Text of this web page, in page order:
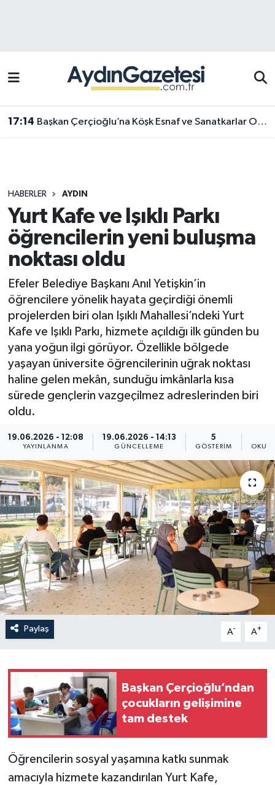
17:14 Başkan Çerçioğlu’na Köşk Esnaf ve Sanatkarlar Odası’ndan ziyaret
HABERLER AYDIN
Yurt Kafe ve Işıklı Parkı
öğrencilerin yeni buluşma
noktası oldu
Efeler Belediye Başkanı Anıl Yetişkin’in
öğrencilere yönelik hayata geçirdiği önemli
projelerden biri olan Işıklı Mahallesi’ndeki Yurt
Kafe ve Işıklı Parkı, hizmete açıldığı ilk günden bu
yana yoğun ilgi görüyor. Özellikle bölgede
yaşayan üniversite öğrencilerinin uğrak noktası
haline gelen mekân, sunduğu imkânlarla kısa
sürede gençlerin vazgeçilmez adreslerinden biri
oldu.
19.06.2026 - 12:08
YAYINLANMA
19.06.2026 - 14:13
GÜNCELLEME
5
GÖSTERIM
Paylaş A- A+
Başkan Çerçioğlu’ndan
çocukların gelişimine
tam destek
Öğrencilerin sosyal yaşamına katkı sunmak
amacıyla hizmete kazandırılan Yurt Kafe,
Efeler Trafik Yoğunluk Haritası
Süper Lig Puan Durumu ve Fikstür